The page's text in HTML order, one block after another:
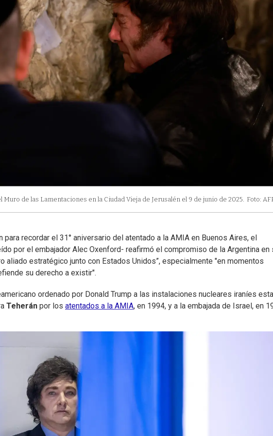
de las Lamentaciones en la Ciudad Vieja de Jerusalén el 9 de junio de 2025. Foto:
para recordar el 31° aniversario del atentado a la AMIA en Buenos Aires, el
por el embajador Alec Oxenford- reafirmó el compromiso de la Argentina en
aliado estratégico junto con Estados Unidos”, especialmente "en momentos
su derecho a existir".
ordenado por Donald Trump a las instalaciones nucleares iraníes
Teherán por los atentados a la AMIA, en 1994, y a la embajada de Israel, en